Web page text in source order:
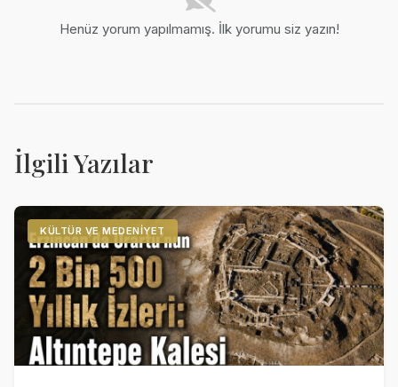
Henüz yorum yapılmamış. İlk yorumu siz yazın!
İlgili Yazılar
KÜLTÜR VE MEDENIYET